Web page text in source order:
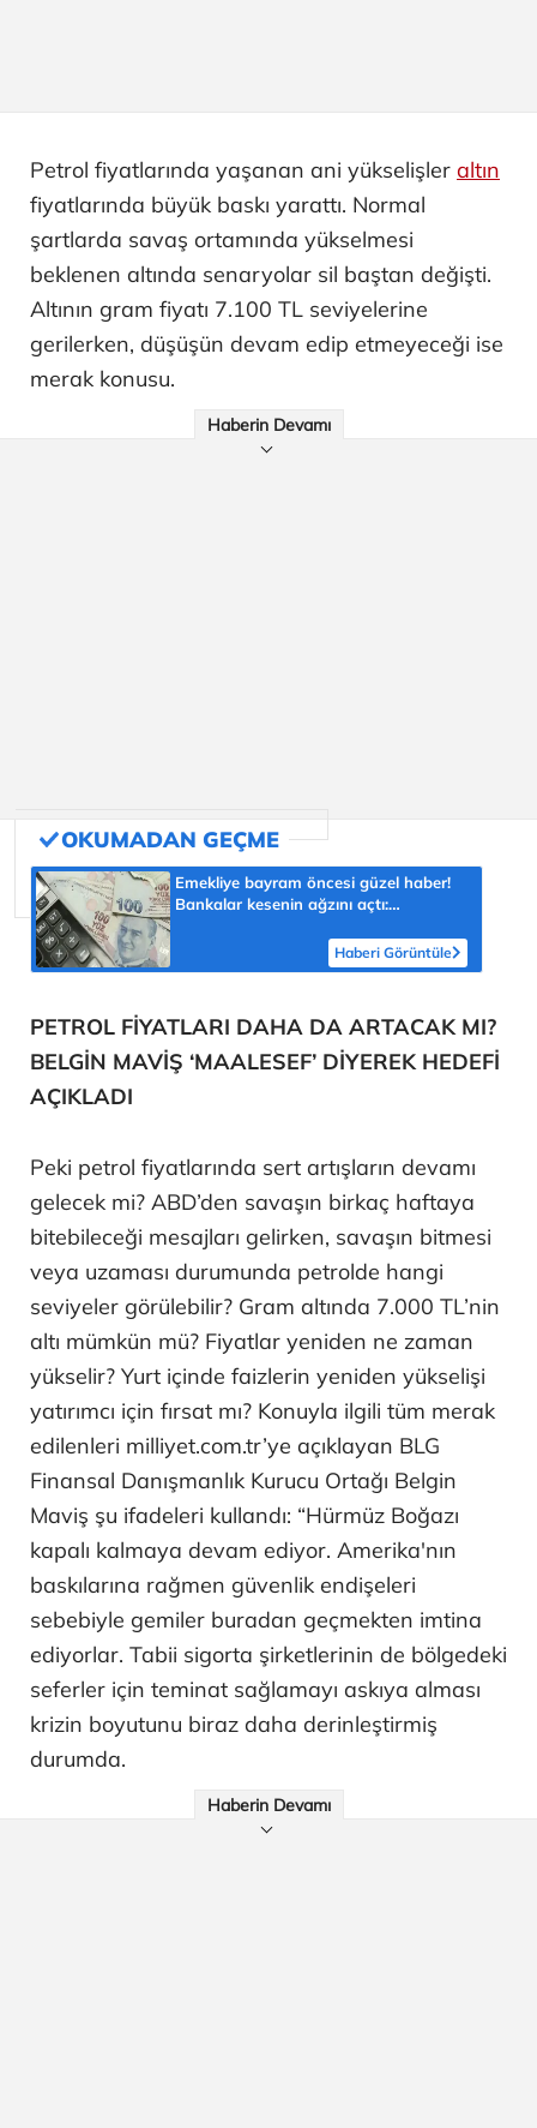
Petrol fiyatlarında yaşanan ani yükselişler altın
fiyatlarında büyük baskı yarattı. Normal
şartlarda savaş ortamında yükselmesi
beklenen altında senaryolar sil baştan değişti.
Altının gram fiyatı 7.100 TL seviyelerine
gerilerken, düşüşün devam edip etmeyeceği ise
merak konusu.
Haberin Devamı
Emekliye bayram öncesi güzel haber!
Bankalar kesenin ağzını açtı:
Haberi Görüntüle
PETROL FİYATLARI DAHA DA ARTACAK MI?
BELGİN MAVİŞ ‘MAALESEF’ DİYEREK HEDEFİ
AÇIKLADI
Peki petrol fiyatlarında sert artışların devamı
gelecek mi? ABD’den savaşın birkaç haftaya
bitebileceği mesajları gelirken, savaşın bitmesi
veya uzaması durumunda petrolde hangi
seviyeler görülebilir? Gram altında 7.000 TL’nin
altı mümkün mü? Fiyatlar yeniden ne zaman
yükselir? Yurt içinde faizlerin yeniden yükselişi
yatırımcı için fırsat mı? Konuyla ilgili tüm merak
edilenleri milliyet.com.tr’ye açıklayan BLG
Finansal Danışmanlık Kurucu Ortağı Belgin
Maviş şu ifadeleri kullandı: “Hürmüz Boğazı
kapalı kalmaya devam ediyor. Amerika'nın
baskılarına rağmen güvenlik endişeleri
sebebiyle gemiler buradan geçmekten imtina
ediyorlar. Tabii sigorta şirketlerinin de bölgedeki
seferler için teminat sağlamayı askıya alması
krizin boyutunu biraz daha derinleştirmiş
durumda.
Haberin Devamı